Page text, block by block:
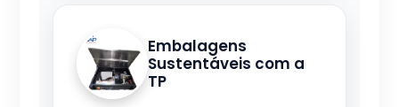
Embalagens
Sustentáveis com a
TP